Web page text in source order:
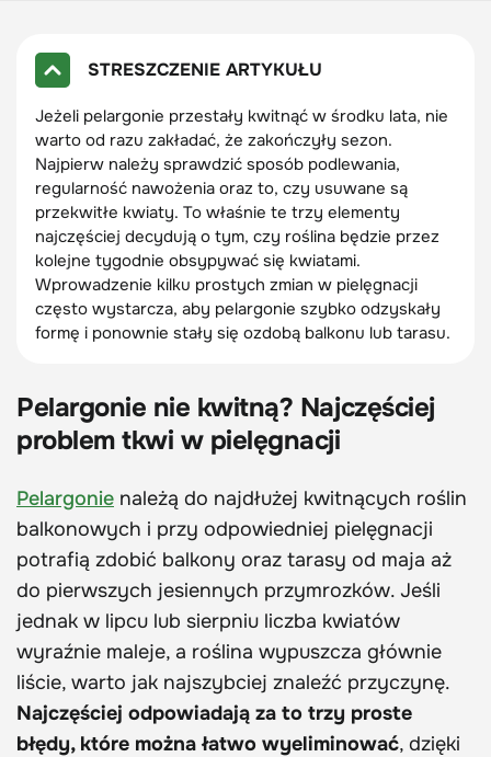
STRESZCZENIE ARTYKUŁU
Jeżeli pelargonie przestały kwitnąć w środku lata, nie
warto od razu zakładać, że zakończyły sezon.
Najpierw należy sprawdzić sposób podlewania,
regularność nawożenia oraz to, czy usuwane są
przekwitłe kwiaty. To właśnie te trzy elementy
najczęściej decydują o tym, czy roślina będzie przez
kolejne tygodnie obsypywać się kwiatami.
Wprowadzenie kilku prostych zmian w pielęgnacji
często wystarcza, aby pelargonie szybko odzyskały
formę i ponownie stały się ozdobą balkonu lub tarasu.
Pelargonie nie kwitną? Najczęściej
problem tkwi w pielęgnacji
Pelargonie należą do najdłużej kwitnących roślin
balkonowych i przy odpowiedniej pielęgnacji
potrafią zdobić balkony oraz tarasy od maja aż
do pierwszych jesiennych przymrozków. Jeśli
jednak w lipcu lub sierpniu liczba kwiatów
wyraźnie maleje, a roślina wypuszcza głównie
liście, warto jak najszybciej znaleźć przyczynę.
Najczęściej odpowiadają za to trzy proste
błędy, które można łatwo wyeliminować, dzięki